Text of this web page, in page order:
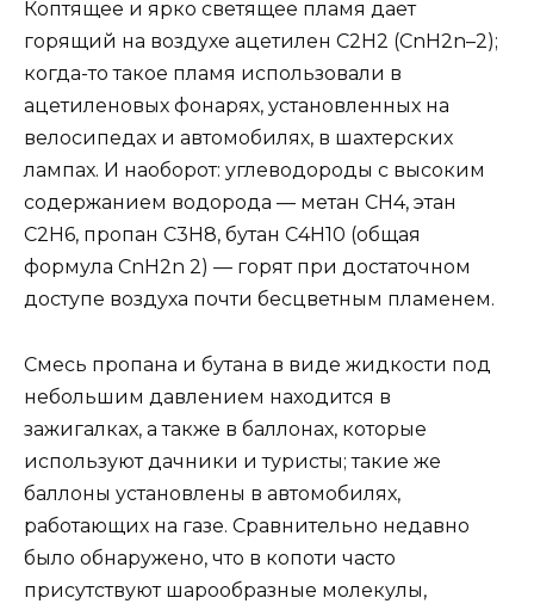
Коптящее и ярко светящее пламя дает
горящий на воздухе ацетилен С2Н2 (CnH2n–2);
когда-то такое пламя использовали в
ацетиленовых фонарях, установленных на
велосипедах и автомобилях, в шахтерских
лампах. И наоборот: углеводороды с высоким
содержанием водорода — метан СН4, этан
С2Н6, пропан С3Н8, бутан С4Н10 (общая
формула CnH2n 2) — горят при достаточном
доступе воздуха почти бесцветным пламенем.
Смесь пропана и бутана в виде жидкости под
небольшим давлением находится в
зажигалках, а также в баллонах, которые
используют дачники и туристы; такие же
баллоны установлены в автомобилях,
работающих на газе. Сравнительно недавно
было обнаружено, что в копоти часто
присутствуют шарообразные молекулы,